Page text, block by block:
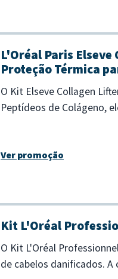
L'Oréal Paris
Proteção Térmica
O Kit Elseve Collagen
Peptídeos de Colágeno,
Ver promoção
Kit L'Oréal
O Kit L'Oréal
de cabelos danificados.